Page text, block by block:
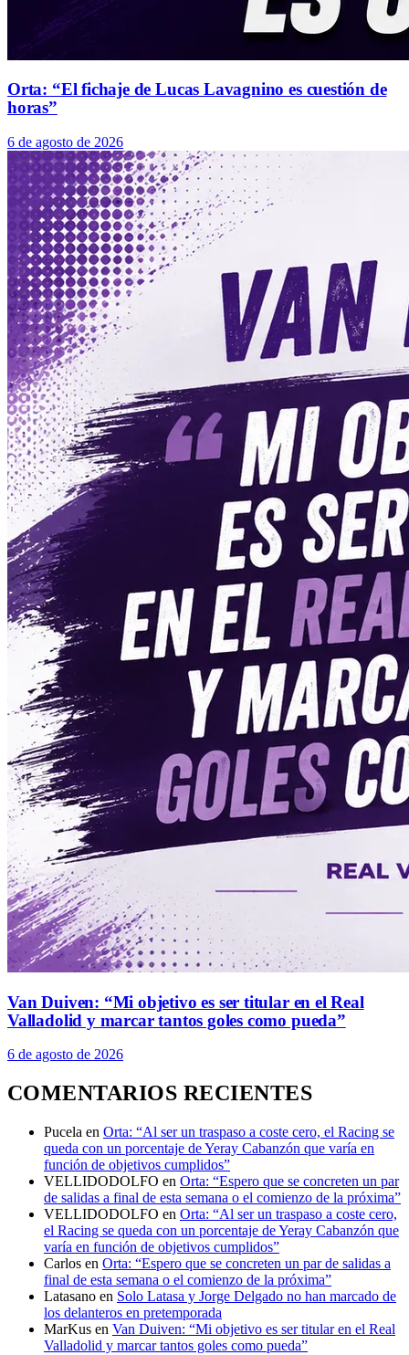
Orta: “El fichaje de Lucas Lavagnino es cuestión de
horas”
6 de agosto de 2026
Van Duiven: “Mi objetivo es ser titular en el Real
Valladolid y marcar tantos goles como pueda”
6 de agosto de 2026
COMENTARIOS RECIENTES
Pucela en Orta: “Al ser un traspaso a coste cero, el Racing se
queda con un porcentaje de Yeray Cabanzón que varía en
función de objetivos cumplidos”
VELLIDODOLFO en Orta: “Espero que se concreten un par
de salidas a final de esta semana o el comienzo de la próxima”
VELLIDODOLFO en Orta: “Al ser un traspaso a coste cero,
el Racing se queda con un porcentaje de Yeray Cabanzón que
varía en función de objetivos cumplidos”
Carlos en Orta: “Espero que se concreten un par de salidas a
final de esta semana o el comienzo de la próxima”
Latasano en Solo Latasa y Jorge Delgado no han marcado de
los delanteros en pretemporada
MarKus en Van Duiven: “Mi objetivo es ser titular en el Real
Valladolid y marcar tantos goles como pueda”